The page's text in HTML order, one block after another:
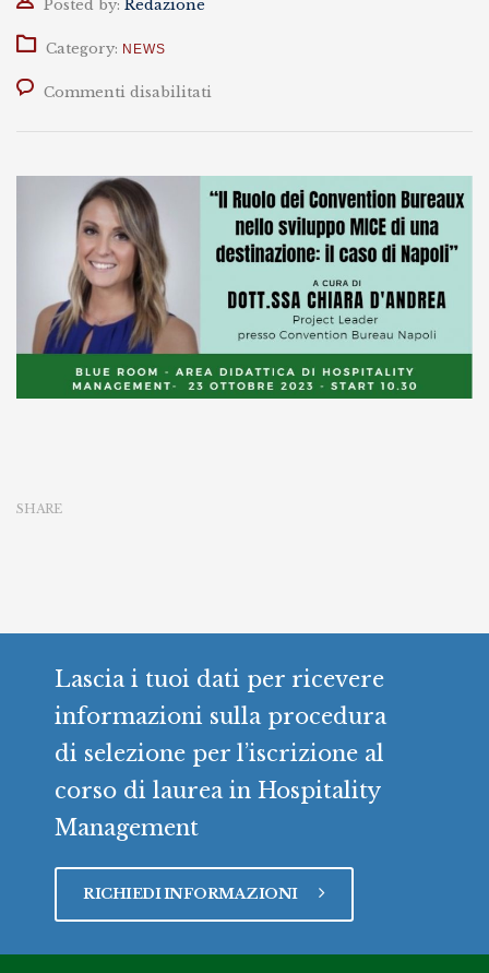
Posted by: Author
Redazione
Category: NEWS
Commenti disabilitati
/
Seminario
con
Chiara
SHARE
Lascia i tuoi dati per ricevere
informazioni sulla procedura
di selezione per l’iscrizione al
corso di laurea in Hospitality
Management
RICHIEDI INFORMAZIONI